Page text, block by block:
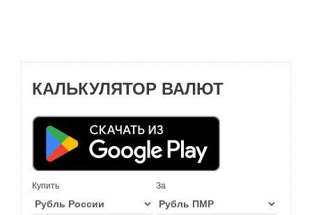
КАЛЬКУЛЯТОР ВАЛЮТ
Купить За